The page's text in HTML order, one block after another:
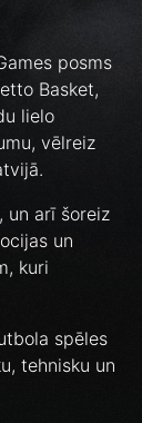
posms
Basket,
lielo
vēlreiz
un arī šoreiz
un
kuri
spēles
tehnisku un